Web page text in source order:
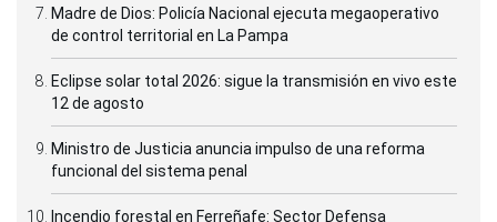
Madre de Dios: Policía Nacional ejecuta megaoperativo
de control territorial en La Pampa
Eclipse solar total 2026: sigue la transmisión en vivo este
12 de agosto
Ministro de Justicia anuncia impulso de una reforma
funcional del sistema penal
Incendio forestal en Ferreñafe: Sector Defensa